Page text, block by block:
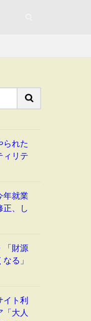
られた
ィリテ
年就業
正、し
「財源
る」
イト利
大人